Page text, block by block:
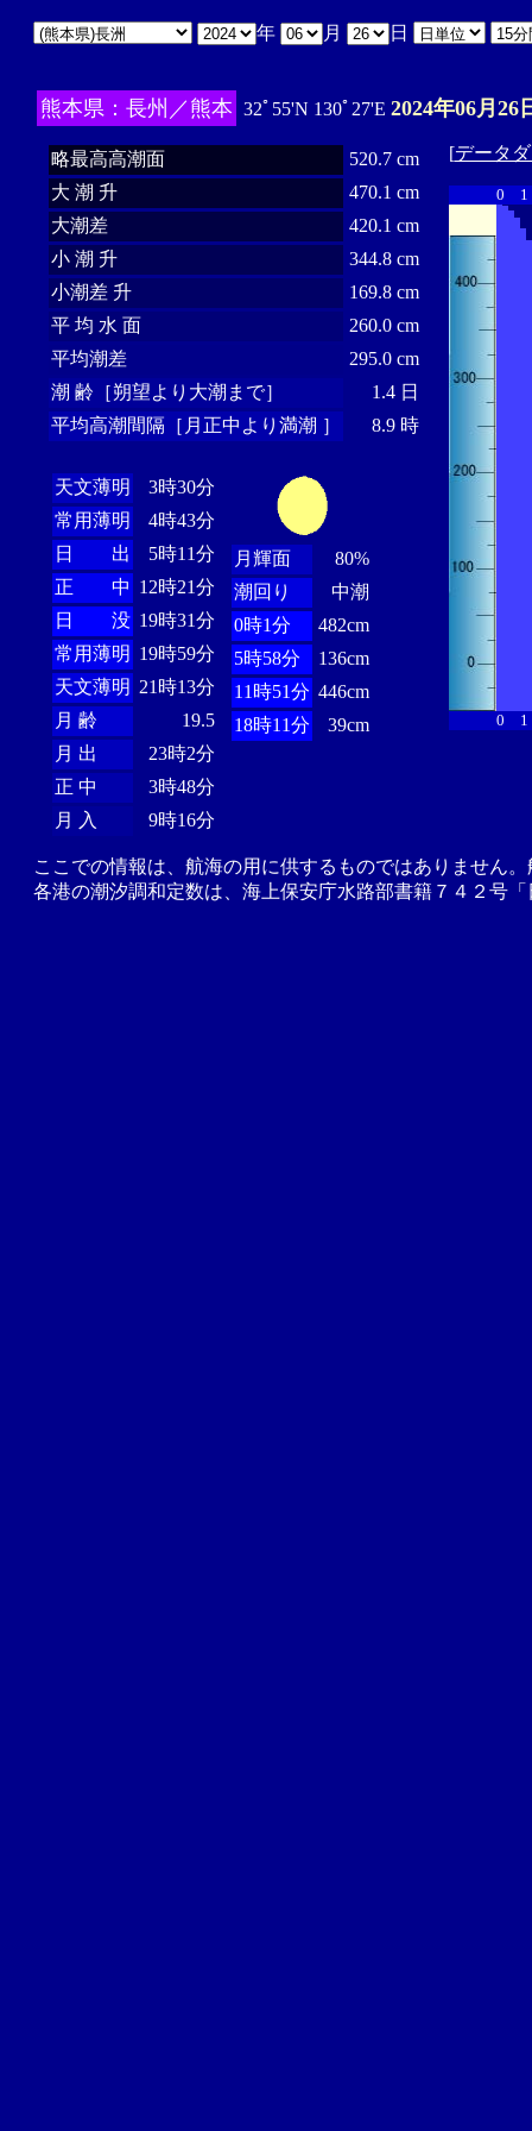
年 月 日
熊本県：長州／熊本 32ﾟ55'N 130ﾟ27'E 2024年06月26
略最高高潮面
520.7 cm
大 潮 升
470.1 cm
大潮差
420.1 cm
小 潮 升
344.8 cm
小潮差 升
169.8 cm
平 均 水 面
260.0 cm
平均潮差
295.0 cm
潮 齢［朔望より大潮まで］
1.4 日
平均高潮間隔［月正中より満潮 ］
8.9 時
天文薄明
3時30分
常用薄明
4時43分
日 出
5時11分
正 中 12時21分
日 没 19時31分
常用薄明 19時59分
天文薄明 21時13分
月 齢
19.5
月 出
23時2分
正 中
3時48分
月 入
9時16分
月輝面
80%
潮回り
中潮
0時1分
482cm
5時58分
136cm
11時51分 446cm
18時11分
39cm
[データ
0 1
0 1
ここでの情報は、航海の用に供するものではありません
各港の潮汐調和定数は、海上保安庁水路部書籍７４２号